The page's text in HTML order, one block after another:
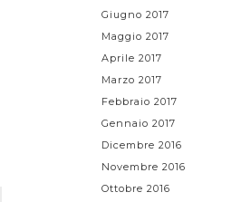
Giugno 2017
Maggio 2017
Aprile 2017
Marzo 2017
Febbraio 2017
Gennaio 2017
Dicembre 2016
Novembre 2016
Ottobre 2016